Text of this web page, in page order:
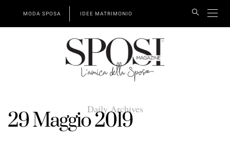
MODA SPOSA IDEE MATRIMONIO
Daily Archives
29 Maggio 2019